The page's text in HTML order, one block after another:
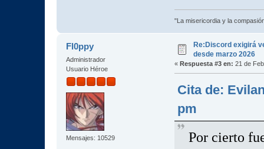
"La misericordia y la
Fl0ppy
Administrador
Usuario Héroe
Mensajes: 10529
Re:Discord exigirá
desde marzo 2026
« Respuesta #3 en: 21 de
Cita de:
pm
Por cierto